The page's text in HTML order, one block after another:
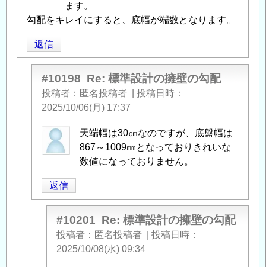
ます。
勾配をキレイにすると、底幅が端数となります。
返信
#10198 Re: 標準設計の擁壁の勾配
投稿者 匿名投稿者
投稿日時
2025/10/06(月) 17:37
匿
名
者
に
Re:
天端幅は30㎝なのですが、底盤幅は
867～1009㎜となっておりきれいな
数値になっておりません。
返信
#10201 Re: 標準設計の擁壁の勾配
投稿者 匿名投稿者
投稿日時
2025/10/08(水) 09:34